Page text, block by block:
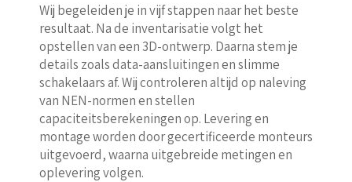
Wij begeleiden je in vijf stappen naar het beste
resultaat. Na de inventarisatie volgt het
opstellen van een 3D-ontwerp. Daarna stem je
details zoals data-aansluitingen en slimme
schakelaars af. Wij controleren altijd op naleving
van NEN-normen en stellen
capaciteitsberekeningen op. Levering en
montage worden door gecertificeerde monteurs
uitgevoerd, waarna uitgebreide metingen en
oplevering volgen.